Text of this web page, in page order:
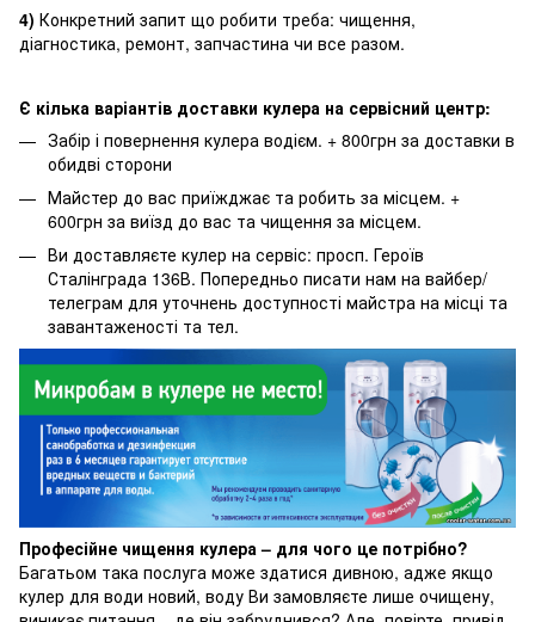
4) Конкретний запит що робити треба: чищення,
діагностика, ремонт, запчастина чи все разом.
Є кілька варіантів доставки кулера на сервісний центр:
Забір і повернення кулера водієм. + 800грн за доставки в
обидві сторони
Майстер до вас приїжджає та робить за місцем. +
600грн за виїзд до вас та чищення за місцем.
Ви доставляєте кулер на сервіс: просп. Героїв
Сталінграда 136В. Попередньо писати нам на вайбер/
телеграм для уточнень доступності майстра на місці та
завантаженості та тел.
Професійне чищення кулера – для чого це потрібно?
Багатьом така послуга може здатися дивною, адже якщо
кулер для води новий, воду Ви замовляєте лише очищену,